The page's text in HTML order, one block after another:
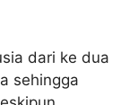
dari ke dua
sehingga